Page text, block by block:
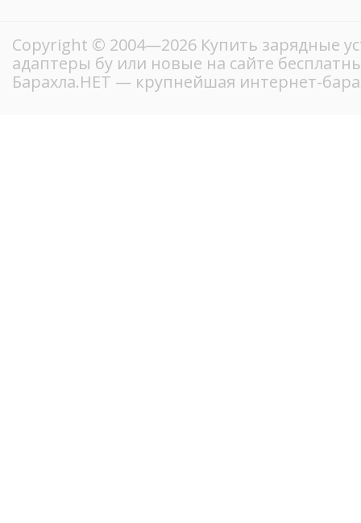
Copyright © 2004—2026 Купить зарядные
адаптеры бу или новые на сайте
Барахла.НЕТ — крупнейшая интернет-